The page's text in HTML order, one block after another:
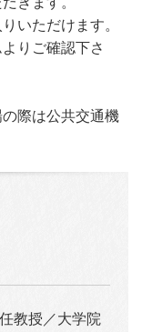
いただけます。
りご確認下さ
際は公共交通機
教授／大学院